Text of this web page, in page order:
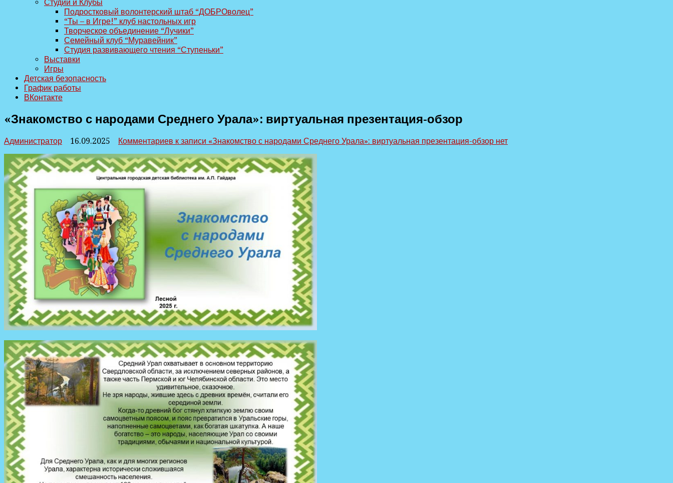
Студии и Клубы
Подростковый волонтерский штаб “ДОБРОволец”
“Ты – в Игре!” клуб настольных игр
Творческое объединение “Лучики”
Семейный клуб “Муравейник”
Студия развивающего чтения “Ступеньки”
Выставки
Игры
Детская безопасность
График работы
ВКонтакте
«Знакомство с народами Среднего Урала»: виртуальная презентация-обзор
Администратор 16.09.2025 Комментариев к записи «Знакомство с народами Среднего Урала»: виртуальная презентация-обзор нет